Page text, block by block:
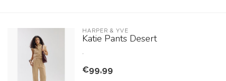
HARPER & YVE
Katie Pants Desert
€99,99